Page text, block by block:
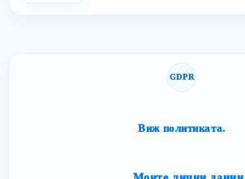
GDPR
Виж политиката.